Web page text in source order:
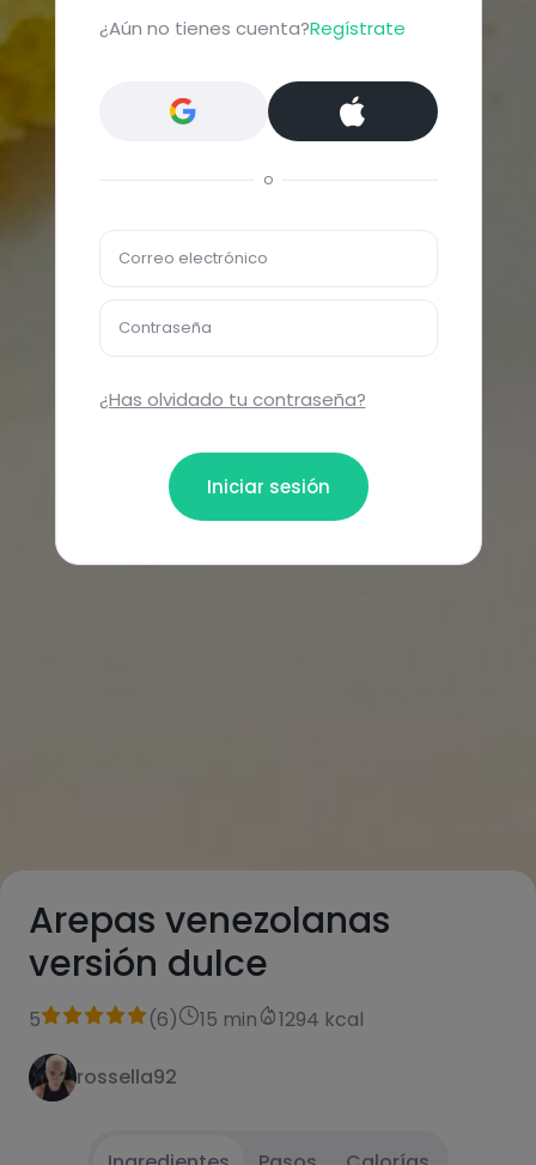
Arepas venezolanas
versión dulce
5 (6) 15 min 1294 kcal
rossella92
¿Aún no tienes cuenta?Regístrate
o
Correo electrónico
Contraseña
¿Has olvidado tu contraseña?
Iniciar sesión